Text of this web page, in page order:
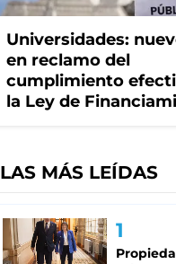
Universidades:
en reclamo del
cumplimiento
la Ley de
LAS MÁS LEÍDAS